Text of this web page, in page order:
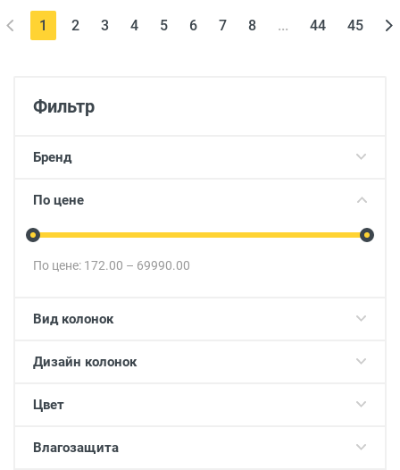
Фильтр
Бренд
По цене
По цене: 172.00 – 69990.00
Вид колонок
Дизайн колонок
Цвет
Влагозащита
1 (current)
2 3 4 5 6 7 8 ... 44 45